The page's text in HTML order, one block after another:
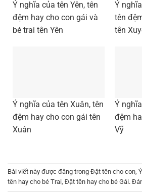
Ý nghĩa của tên Yên, tên
đệm hay cho con gái và
bé trai tên Yên
Ý
tên
tên
Ý nghĩa của tên Xuân, tên
đệm hay cho con gái tên
Xuân
Ý
đệm
Vỹ
Bài viết này được đăng trong Đặt tên cho con,
tên hay cho bé Trai, Đặt tên hay cho bé Gái.